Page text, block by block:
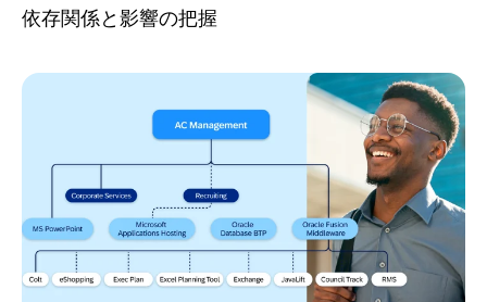
依存関係と影響の把握